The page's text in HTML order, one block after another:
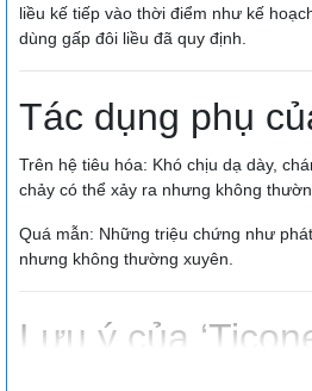
liều kế tiếp vào thời điểm như kế
dùng gấp đôi liều đã quy định.
Tác dụng phụ
Trên hệ tiêu hóa: Khó chịu dạ dày,
chảy có thể xảy ra nhưng không
Quá mẫn: Những triệu chứng như
nhưng không thường xuyên.
Lưu ý của